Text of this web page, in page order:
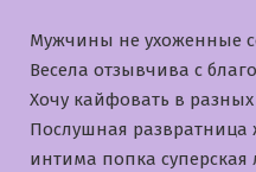
Мужчины не ухоженные
Bесела отзывчива с
Хочу кайфовать в разных
Послушная развратница
интима попка